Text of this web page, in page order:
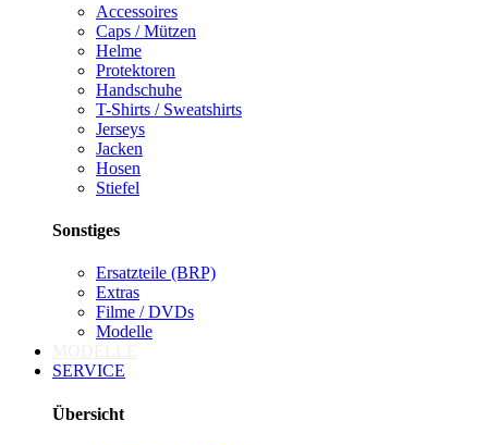
Accessoires
Caps / Mützen
Helme
Protektoren
Handschuhe
T-Shirts / Sweatshirts
Jerseys
Jacken
Hosen
Stiefel
Sonstiges
Ersatzteile (BRP)
Extras
Filme / DVDs
Modelle
SERVICE
Übersicht